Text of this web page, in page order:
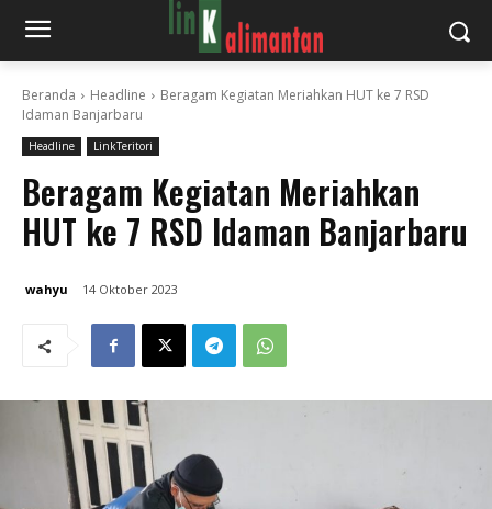
Beranda Headline
Beragam Kegiatan Meriahkan HUT ke 7 RSD
Idaman Banjarbaru
Headline LinkTeritori
Beragam Kegiatan Meriahkan
HUT ke 7 RSD Idaman Banjarbaru
wahyu 14 Oktober 2023